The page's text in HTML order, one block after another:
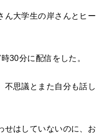
ん大学生の岸さんとヒー
30分に配信をした。
不思議とまた自分も話し
せはしていないのに、お